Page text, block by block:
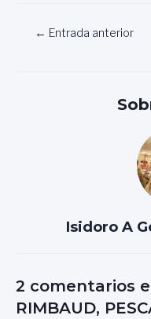
Navegación
← Entrada anterior
Isidoro A
2 comentarios
RIMBAUD,